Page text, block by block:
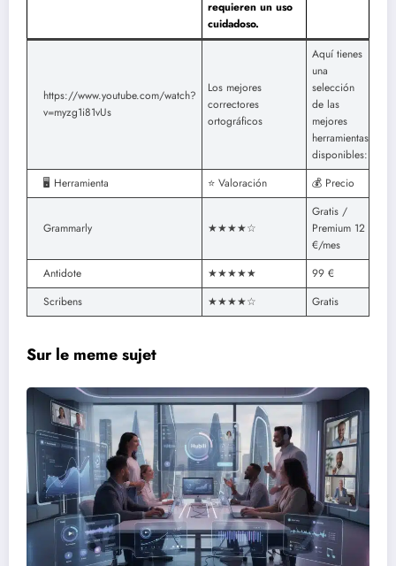
requieren un uso
cuidadoso.
https://www.youtube.com/watch?
v=myzg1i81vUs
Los mejores
correctores
ortográficos
Aquí tienes
una
selección
de las
mejores
herramientas
disponibles:
🖥️ Herramienta
⭐ Valoración 💰 Precio
Grammarly ★★★★☆
Gratis /
Premium 12
€/mes
Antidote
★★★★★
99 €
Scribens
★★★★☆ Gratis
Sur le meme sujet